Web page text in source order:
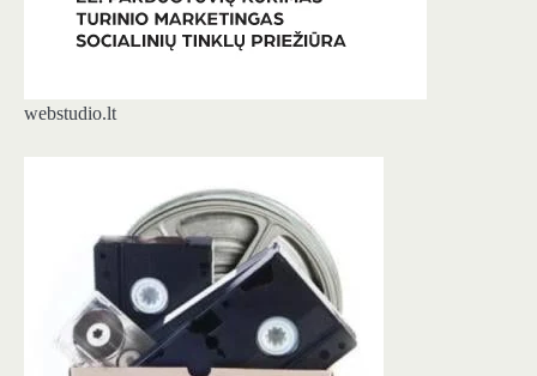
webstudio.lt